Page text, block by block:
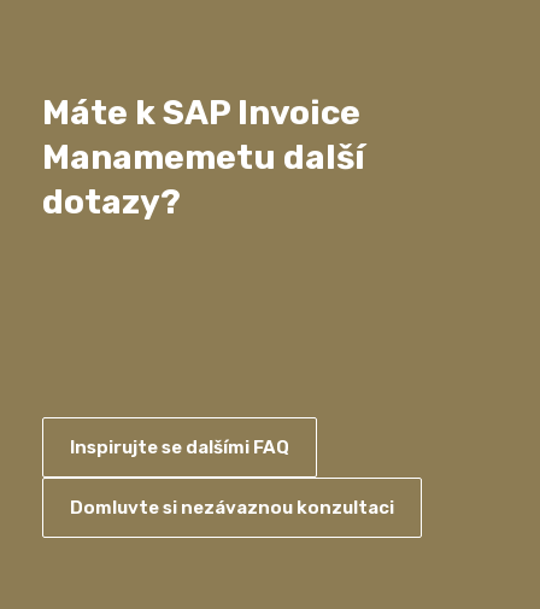
Máte k SAP Invoice
Manamemetu další
dotazy?
Inspirujte se dalšími FAQ
Domluvte si nezávaznou konzultaci